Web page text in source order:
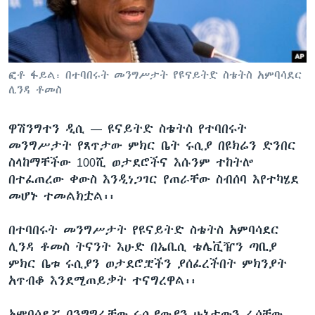
ቋንቋዎች
ፎቶ ፋይል፡ በተባበሩት መንግሥታት የዩናይትድ ስቴትስ አምባሳደር
ሊንዳ ቶመስ
ዋሽንግተን ዲሲ — ዩናይትድ ስቴትስ የተባበሩት
መንግሥታት የጸጥታው ምክር ቤት ሩሲያ በዩክሬን ድንበር
ስላከማቸችው 100ሺ ወታደሮችና እሱንም ተከትሎ
በተፈጠረው ቀውስ እንዲነጋገር የጠራቸው ስብሰባ እየተካሄደ
መሆኑ ተመልክቷል፡፡
በተባበሩት መንግሥታት የዩናይትድ ስቴትስ አምባሳደር
ሊንዳ ቶመስ ትናንት እሁድ በኤቢሲ ቴሌቪዥን ጣቢያ
ምክር ቤቱ ሩሲያን ወታደሮቿችን ያሰፈረችበት ምክንያት
አጥብቆ እንደሚጠይቃት ተናግረዋል፡፡